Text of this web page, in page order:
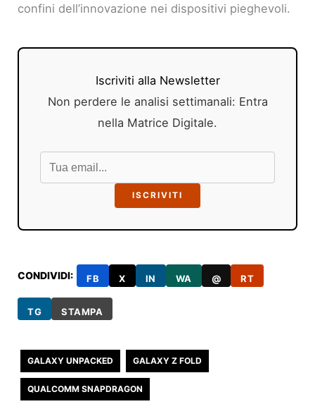
confini dell’innovazione nei dispositivi pieghevoli.
Iscriviti alla Newsletter
Non perdere le analisi settimanali: Entra
nella Matrice Digitale.
ISCRIVITI
CONDIVIDI: FB X IN WA @ RT
TG STAMPA
GALAXY UNPACKED GALAXY Z FOLD
QUALCOMM SNAPDRAGON